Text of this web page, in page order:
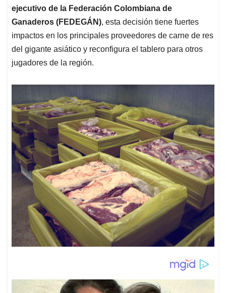
ejecutivo de la Federación Colombiana de
Ganaderos (FEDEGÁN), esta decisión tiene fuertes
impactos en los principales proveedores de carne de res
del gigante asiático y reconfigura el tablero para otros
jugadores de la región.